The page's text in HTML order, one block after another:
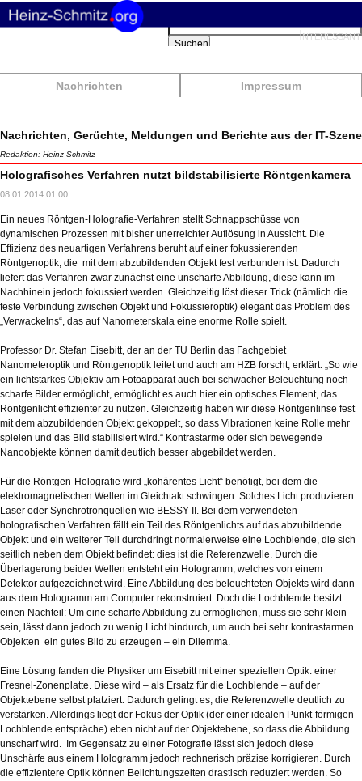
Nachrichten Impressum
Suchbegriffe
Suchen
Nachrichten, Gerüchte, Meldungen und Berichte aus der IT-Szene
Redaktion: Heinz Schmitz
Holografisches Verfahren nutzt bildstabilisierte Röntgenkamera
08.01.2014 01:00
Ein neues Röntgen-Holografie-Verfahren stellt Schnappschüsse von
dynamischen Prozessen mit bisher unerreichter Auflösung in Aussicht. Die
Effizienz des neuartigen Verfahrens beruht auf einer fokussierenden
Röntgenoptik, die mit dem abzubildenden Objekt fest verbunden ist. Dadurch
liefert das Verfahren zwar zunächst eine unscharfe Abbildung, diese kann im
Nachhinein jedoch fokussiert werden. Gleichzeitig löst dieser Trick (nämlich die
feste Verbindung zwischen Objekt und Fokussieroptik) elegant das Problem des
„Verwackelns“, das auf Nanometerskala eine enorme Rolle spielt.
Professor Dr. Stefan Eisebitt, der an der TU Berlin das Fachgebiet
Nanometeroptik und Röntgenoptik leitet und auch am HZB forscht, erklärt: „So wie
ein lichtstarkes Objektiv am Fotoapparat auch bei schwacher Beleuchtung noch
scharfe Bilder ermöglicht, ermöglicht es auch hier ein optisches Element, das
Röntgenlicht effizienter zu nutzen. Gleichzeitig haben wir diese Röntgenlinse fest
mit dem abzubildenden Objekt gekoppelt, so dass Vibrationen keine Rolle mehr
spielen und das Bild stabilisiert wird.“ Kontrastarme oder sich bewegende
Nanoobjekte können damit deutlich besser abgebildet werden.
Für die Röntgen-Holografie wird „kohärentes Licht“ benötigt, bei dem die
elektromagnetischen Wellen im Gleichtakt schwingen. Solches Licht produzieren
Laser oder Synchrotronquellen wie BESSY II. Bei dem verwendeten
holografischen Verfahren fällt ein Teil des Röntgenlichts auf das abzubildende
Objekt und ein weiterer Teil durchdringt normalerweise eine Lochblende, die sich
seitlich neben dem Objekt befindet: dies ist die Referenzwelle. Durch die
Überlagerung beider Wellen entsteht ein Hologramm, welches von einem
Detektor aufgezeichnet wird. Eine Abbildung des beleuchteten Objekts wird dann
aus dem Hologramm am Computer rekonstruiert. Doch die Lochblende besitzt
einen Nachteil: Um eine scharfe Abbildung zu ermöglichen, muss sie sehr klein
sein, lässt dann jedoch zu wenig Licht hindurch, um auch bei sehr kontrastarmen
Objekten ein gutes Bild zu erzeugen – ein Dilemma.
Eine Lösung fanden die Physiker um Eisebitt mit einer speziellen Optik: einer
Fresnel-Zonenplatte. Diese wird – als Ersatz für die Lochblende – auf der
Objektebene selbst platziert. Dadurch gelingt es, die Referenzwelle deutlich zu
verstärken. Allerdings liegt der Fokus der Optik (der einer idealen Punkt-förmigen
Lochblende entspräche) eben nicht auf der Objektebene, so dass die Abbildung
unscharf wird. Im Gegensatz zu einer Fotografie lässt sich jedoch diese
Unschärfe aus einem Hologramm jedoch rechnerisch präzise korrigieren. Durch
die effizientere Optik können Belichtungszeiten drastisch reduziert werden. So